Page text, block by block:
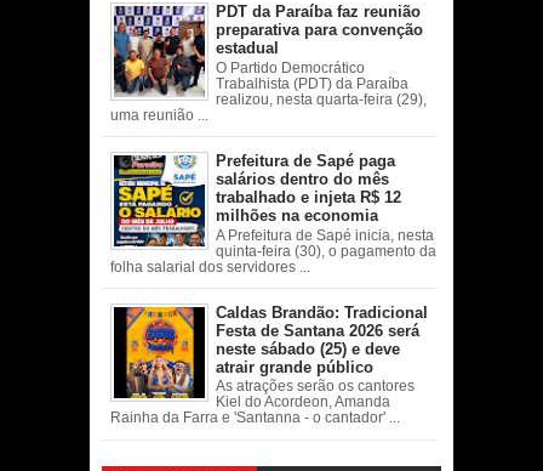
PDT da Paraíba faz reunião
preparativa para convenção
estadual
O Partido Democrático
Trabalhista (PDT) da Paraíba
realizou, nesta quarta-feira (29),
uma reunião ...
Prefeitura de Sapé paga
salários dentro do mês
trabalhado e injeta R$ 12
milhões na economia
A Prefeitura de Sapé inicia, nesta
quinta-feira (30), o pagamento da
folha salarial dos servidores ...
Caldas Brandão: Tradicional
Festa de Santana 2026 será
neste sábado (25) e deve
atrair grande público
As atrações serão os cantores
Kiel do Acordeon, Amanda
Rainha da Farra e 'Santanna - o cantador' ...